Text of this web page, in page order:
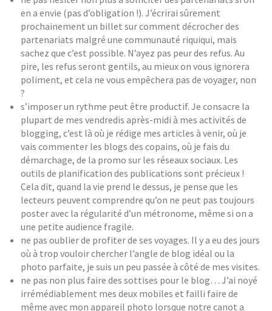
en a envie (pas d’obligation !). J’écrirai sûrement
prochainement un billet sur comment décrocher des
partenariats malgré une communauté riquiqui, mais
sachez que c’est possible. N’ayez pas peur des refus. Au
pire, les refus seront gentils, au mieux on vous ignorera
poliment, et cela ne vous empêchera pas de voyager, non
?
s’imposer un rythme peut être productif. Je consacre la
plupart de mes vendredis après-midi à mes activités de
blogging, c’est là où je rédige mes articles à venir, où je
vais commenter les blogs des copains, où je fais du
démarchage, de la promo sur les réseaux sociaux. Les
outils de planification des publications sont précieux !
Cela dit, quand la vie prend le dessus, je pense que les
lecteurs peuvent comprendre qu’on ne peut pas toujours
poster avec la régularité d’un métronome, même si on a
une petite audience fragile.
ne pas oublier de profiter de ses voyages. Il y a eu des jours
où à trop vouloir chercher l’angle de blog idéal ou la
photo parfaite, je suis un peu passée à côté de mes visites.
ne pas non plus faire des sottises pour le blog… J’ai noyé
irrémédiablement mes deux mobiles et failli faire de
même avec mon appareil photo lorsque notre canot a